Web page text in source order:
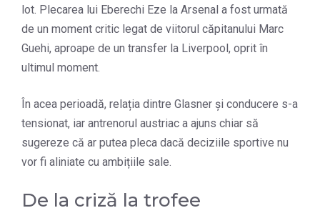
lot. Plecarea lui Eberechi Eze la Arsenal a fost urmată
de un moment critic legat de viitorul căpitanului Marc
Guehi, aproape de un transfer la Liverpool, oprit în
ultimul moment.
În acea perioadă, relația dintre Glasner și conducere s-a
tensionat, iar antrenorul austriac a ajuns chiar să
sugereze că ar putea pleca dacă deciziile sportive nu
vor fi aliniate cu ambițiile sale.
De la criză la trofee